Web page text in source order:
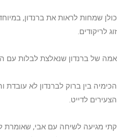
כולן שמחות לראות את ברנדון,
זוג לריקודים.
אמה של ברנדון שנאלצת לבלות עם
הכימיה בין ברוק לברנדון לא
הצעירים לדייט.
קתי מגיעה לשיחה עם אבי, שאומרת